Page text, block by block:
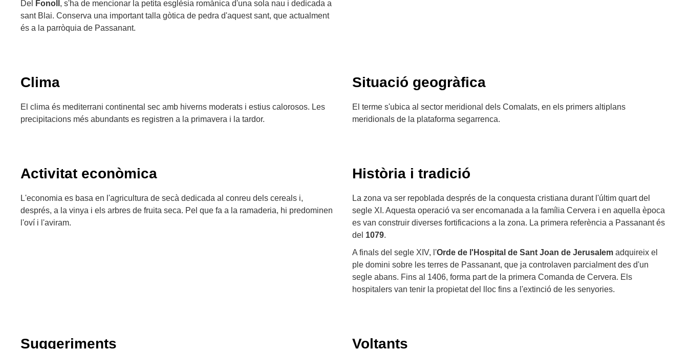
Del
Fonoll , s'ha de mencionar la petita església romànica d'una sola nau i dedicada a
sant Blai. Conserva una important talla gòtica de pedra d'aquest sant, que actualment
és a la parròquia de Passanant.
Clima
El clima és mediterrani continental sec amb hiverns moderats i estius calorosos. Les
precipitacions més abundants es registren a la primavera i la tardor.
Situació geogràfica
El terme s'ubica al sector meridional dels Comalats, en els primers altiplans
meridionals de la plataforma segarrenca.
Activitat econòmica
L'economia es basa en l'agricultura de secà dedicada al conreu dels cereals i,
després, a la vinya i els arbres de fruita seca. Pel que fa a la ramaderia, hi predominen
l'oví i l'aviram.
Història i tradició
La zona va ser repoblada després de la conquesta cristiana durant l'últim quart del
segle XI. Aquesta operació va ser encomanada a la família Cervera i en aquella època
es van construir diverses fortificacions a la zona. La primera referència a Passanant és
del 1079.
A finals del segle XIV, l'Orde de l'Hospital de Sant Joan de Jerusalem adquireix el
ple domini sobre les terres de Passanant, que ja controlaven parcialment des d'un
segle abans. Fins al 1406, forma part de la primera Comanda de Cervera. Els
hospitalers van tenir la propietat del lloc fins a l'extinció de les senyories.
Suggeriments Voltants